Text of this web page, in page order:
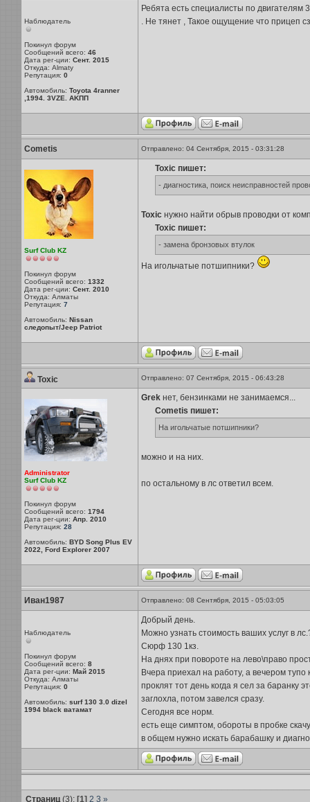
Наблюдатель
Покинул форум
Сообщений всего: 46
Дата рег-ции: Сент. 2015
Откуда: Almaty
Репутация: 0
Автомобиль: Toyota 4ranner
,1994. 3VZE. AKПП
Ребята есть специалисты по двигателям
. Не тянет , Такое ощущение что прицеп
Cometis Отправлено: 04 Сентября, 2015 - 03:31:28
Surf Club KZ
Покинул форум
Сообщений всего: 1332
Дата рег-ции: Сент. 2010
Откуда: Алматы
Репутация: 7
Автомобиль: Nissan
следопыт/Jeep Patriot
Toxic пишет:
- диагностика, поиск неисправностей
Toxicнужно найти обрыв проводки от
Toxic пишет:
- замена бронзовых втулок
На игольчатые потшипники?
Toxic Отправлено: 07 Сентября, 2015 - 06:43:28
Administrator
Surf Club KZ
Покинул форум
Сообщений всего: 1794
Дата рег-ции: Апр. 2010
Репутация: 28
Автомобиль: BYD Song Plus EV
2022, Ford Explorer 2007
Grekнет, бензинками не занимаемся...
Cometis пишет:
На игольчатые потшипники?
можно и на них.
по остальному в лс ответил всем.
Иван1987 Отправлено: 08 Сентября, 2015 - 05:03:05
Наблюдатель
Покинул форум
Сообщений всего: 8
Дата рег-ции: Май 2015
Откуда: Алматы
Репутация: 0
Автомобиль: surf 130 3.0 dizel
1994 black ватамат
Добрый день.
Можно узнать стоимость ваших услуг в
Сюрф 130 1кз.
На днях при повороте на лево\право
Вчера приехал на работу, а вечером тупо
проклят тот день когда я сел за баранку
заглохла, потом завелся сразу.
Сегодня все норм.
есть еще симптом, обороты в пробке
в общем нужно искать барабашку и
Страниц(3): [1] 2 3 »